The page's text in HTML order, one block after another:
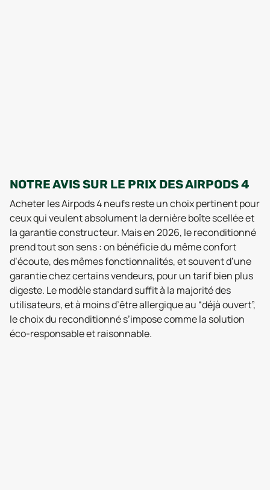
NOTRE AVIS SUR LE PRIX DES AIRPODS 4
Acheter les Airpods 4 neufs reste un choix pertinent pour
ceux qui veulent absolument la dernière boîte scellée et
la garantie constructeur. Mais en 2026, le reconditionné
prend tout son sens : on bénéficie du même confort
d’écoute, des mêmes fonctionnalités, et souvent d’une
garantie chez certains vendeurs, pour un tarif bien plus
digeste. Le modèle standard suffit à la majorité des
utilisateurs, et à moins d’être allergique au “déjà ouvert”,
le choix du reconditionné s’impose comme la solution
éco-responsable et raisonnable.